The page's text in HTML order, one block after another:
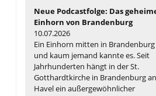
Neue Podcastfolge: Das
Einhorn von Brandenburg
10.07.2026
Ein Einhorn mitten in Brandenburg
und kaum jemand kannte es. Seit
Jahrhunderten hängt in der St.
Gotthardtkirche in Brandenburg
Havel ein außergewöhnlicher